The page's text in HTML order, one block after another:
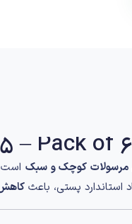
مرسولات کوچک و سبکاست
پستی، باعث کاهش